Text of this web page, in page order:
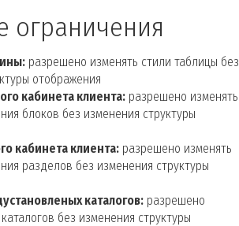
ограничения
разрешено изменять стили таблицы без
отображения
кабинета клиента: разрешено изменять
блоков без изменения структуры
кабинета клиента: разрешено изменять
разделов без изменения структуры
каталогов: разрешено
без изменения структуры